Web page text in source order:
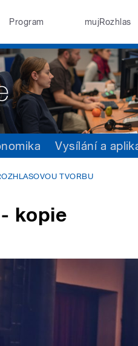
Program mujRozhlas
Vysílání a
TVORBU
kopie